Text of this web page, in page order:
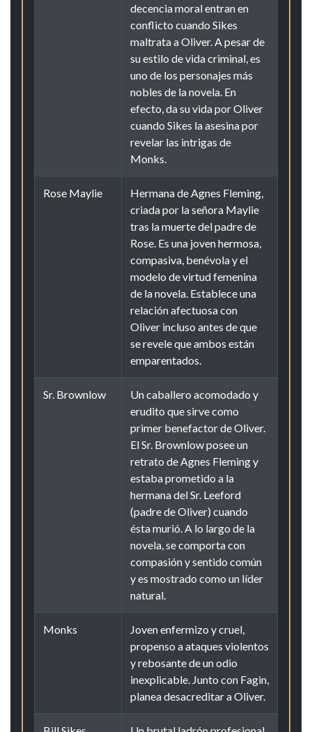
decencia moral entran en
conflicto cuando Sikes
maltrata a Oliver. A pesar de
su estilo de vida criminal, es
uno de los personajes más
nobles de la novela. En
efecto, da su vida por Oliver
cuando Sikes la asesina por
revelar las intrigas de
Monks.
Rose Maylie
Hermana de Agnes Fleming,
criada por la señora Maylie
tras la muerte del padre de
Rose. Es una joven hermosa,
compasiva, benévola y el
modelo de virtud femenina
de la novela. Establece una
relación afectuosa con
Oliver incluso antes de que
se revele que ambos están
emparentados.
Sr. Brownlow
Un caballero acomodado y
erudito que sirve como
primer benefactor de Oliver.
El Sr. Brownlow posee un
retrato de Agnes Fleming y
estaba prometido a la
hermana del Sr. Leeford
(padre de Oliver) cuando
ésta murió. A lo largo de la
novela, se comporta con
compasión y sentido común
y es mostrado como un líder
natural.
Monks
Joven enfermizo y cruel,
propenso a ataques violentos
y rebosante de un odio
inexplicable. Junto con Fagin,
planea desacreditar a Oliver.